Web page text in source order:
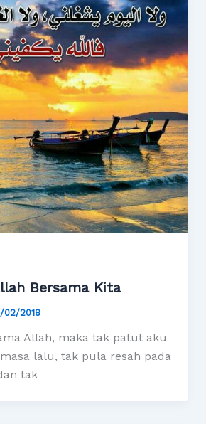
Bersama Kita
02/2018
Allah, maka tak patut aku
lalu, tak pula resah pada
tak